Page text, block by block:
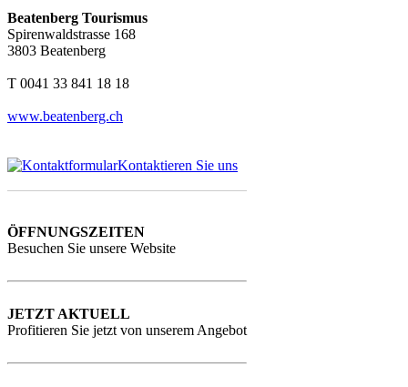
Beatenberg Tourismus
Spirenwaldstrasse 168
3803 Beatenberg
T 0041 33 841 18 18
www.beatenberg.ch
Kontaktieren Sie uns
ÖFFNUNGSZEITEN
Besuchen Sie unsere Website
JETZT AKTUELL
Profitieren Sie jetzt von unserem Angebot